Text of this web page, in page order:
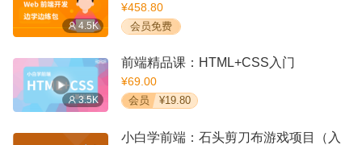
4.5K
¥458.80
会员免费
3.5K
前端精品课：HTML+CSS入门
¥69.00
会员 ¥19.80
小白学前端：石头剪刀布游戏项目（入